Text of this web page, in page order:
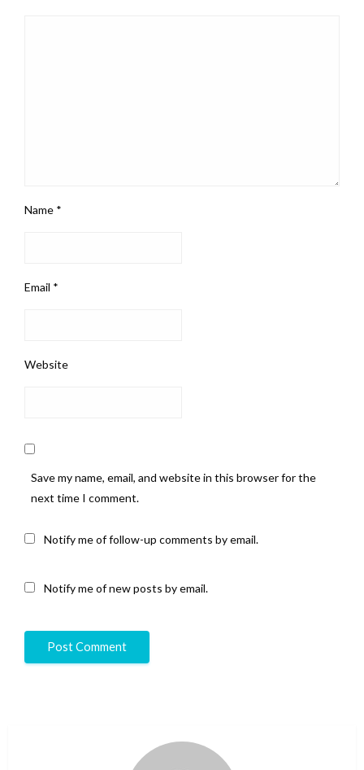
Name *
Email *
Website
Save my name, email, and website in this browser for the
next time I comment.
Notify me of follow-up comments by email.
Notify me of new posts by email.